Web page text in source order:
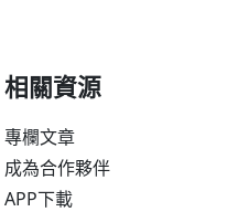
相關資源
專欄文章
成為合作夥伴
APP下載